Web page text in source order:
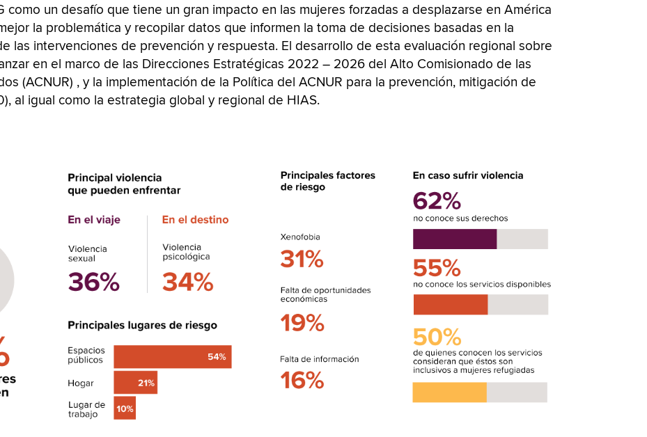
un desafío que tiene un gran impacto en las mujeres forzadas a desplazarse en América
la problemática y recopilar datos que informen la toma de decisiones basadas en la
las intervenciones de prevención y respuesta. El desarrollo de esta evaluación regional sobre
en el marco de las Direcciones Estratégicas 2022 – 2026 del Alto Comisionado de las
(ACNUR) , y la implementación de la Política del ACNUR para la prevención, mitigación de
al igual como la estrategia global y regional de HIAS.